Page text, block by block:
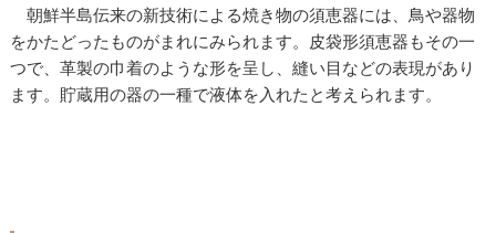
朝鮮半島伝来の新技術による焼き物の須恵器には、鳥や器物
をかたどったものがまれにみられます。皮袋形須恵器もその一
つで、革製の巾着のような形を呈し、縫い目などの表現があり
ます。貯蔵用の器の一種で液体を入れたと考えられます。